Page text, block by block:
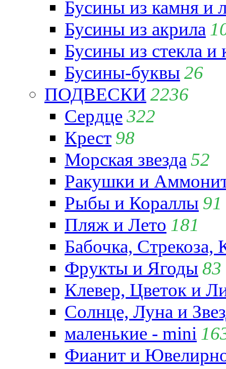
Бусины из камня и
Бусины из акрила
Бусины из стекла и
Бусины-буквы 26
ПОДВЕСКИ 2236
Сердце322
Крест 98
Морская звезда 52
Ракушки и
Рыбы и Кораллы 91
Пляж и Лето 181
Бабочка,
Фрукты и Ягоды 83
Клевер, Цветок и
Солнце, Луна и
маленькие - mini
Фианит и